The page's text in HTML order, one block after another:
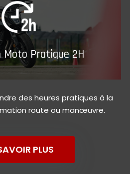
Pratique 2H
des heures pratiques à la
route ou manœuvre.
PLUS